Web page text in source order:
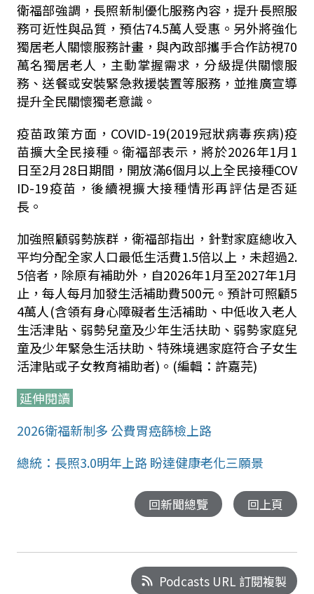
衛福部強調，長照新制優化服務內容，提升長照服
務可近性與品質，預估74.5萬人受惠。另外將強化
獨居老人關懷服務計畫，與內政部攜手合作訪視70
萬名獨居老人，主動掌握需求，分級提供關懷服
務、送餐或安裝緊急救援裝置等服務，並推廣宣導
提升全民關懷獨老意識。
疫苗政策方面，COVID-19(2019冠狀病毒疾病)疫
苗擴大全民接種。衛福部表示，將於2026年1月1
日至2月28日期間，開放滿6個月以上全民接種COV
ID-19疫苗，後續視擴大接種情形再評估是否延
長。
加強照顧弱勢族群，衛福部指出，針對家庭總收入
平均分配全家人口最低生活費1.5倍以上，未超過2.
5倍者，除原有補助外，自2026年1月至2027年1月
止，每人每月加發生活補助費500元。預計可照顧5
4萬人(含領有身心障礙者生活補助、中低收入老人
生活津貼、弱勢兒童及少年生活扶助、弱勢家庭兒
童及少年緊急生活扶助、特殊境遇家庭符合子女生
活津貼或子女教育補助者)。(編輯：許嘉芫)
延伸閱讀
2026衛福新制多 公費胃癌篩檢上路
總統：長照3.0明年上路 盼達健康老化三願景
回新聞總覽 回上頁
Podcasts URL 訂閱複製